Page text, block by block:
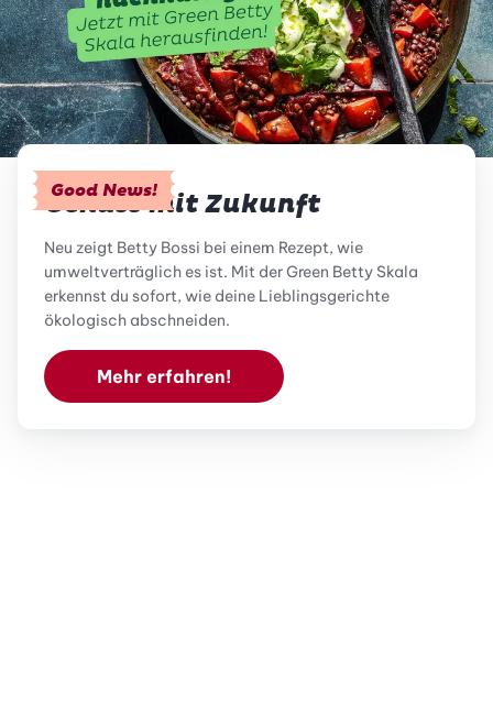
Good News!
Genuss mit Zukunft
Neu zeigt Betty Bossi bei einem Rezept, wie
umweltverträglich es ist. Mit der Green Betty Skala
erkennst du sofort, wie deine Lieblingsgerichte
ökologisch abschneiden.
Mehr erfahren!